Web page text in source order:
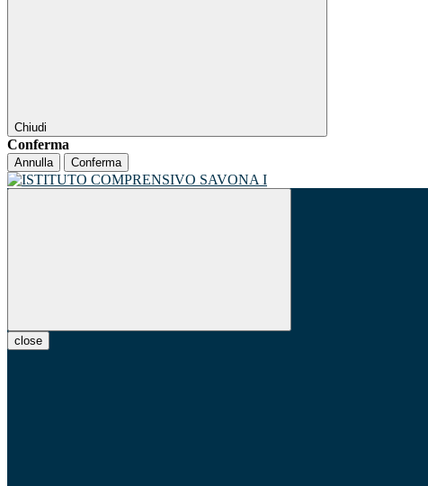
Chiudi
Conferma
Annulla Conferma
close